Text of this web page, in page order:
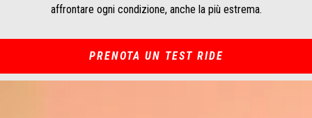
affrontare ogni condizione, anche la più estrema.
PRENOTA UN TEST RIDE